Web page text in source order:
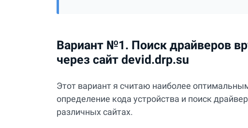
Вариант №1. Поиск драйверов
через сайт devid.drp.su
Этот вариант я считаю наиболее
определение кода устройства и поиск
различных сайтах.